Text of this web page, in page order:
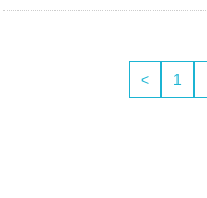
< 1